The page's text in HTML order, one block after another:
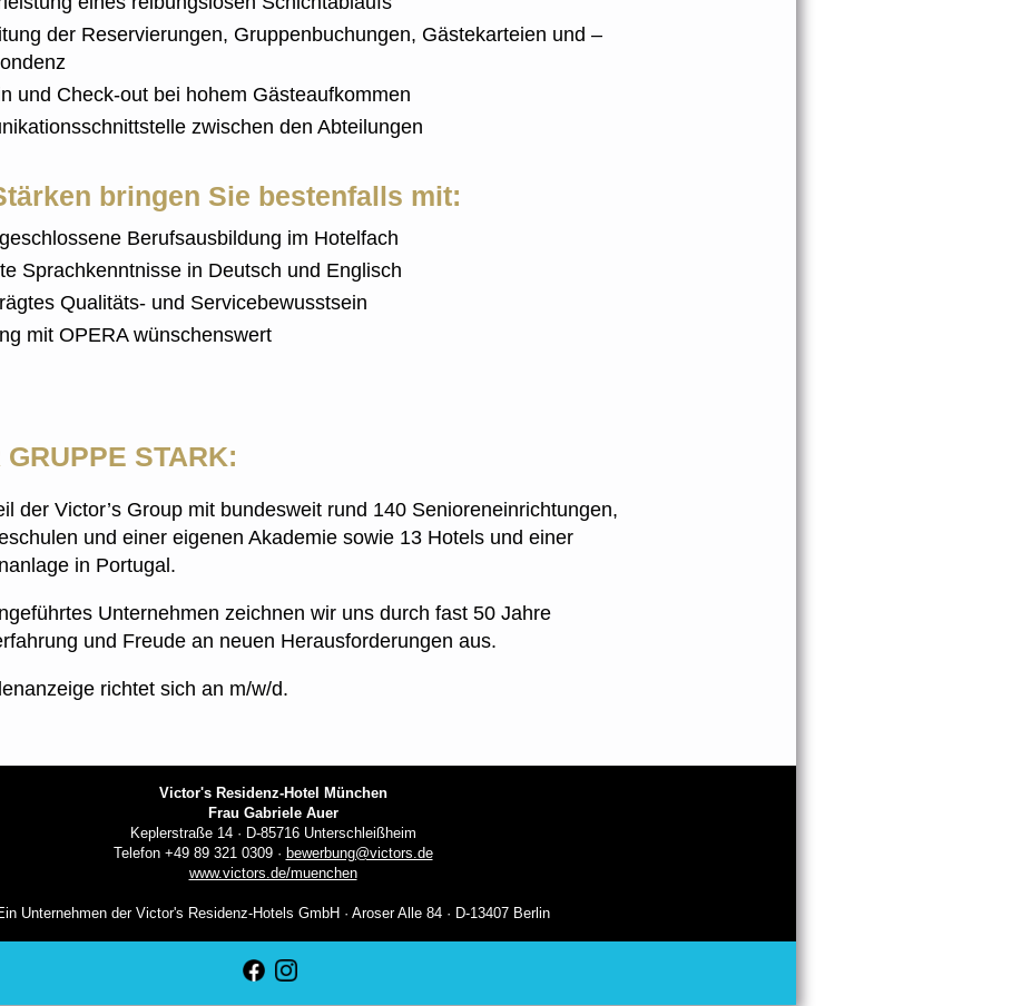
der Reservierungen, Gruppenbuchungen, Gästekarteien und –
und Check-out bei hohem Gästeaufkommen
zwischen den Abteilungen
bringen Sie bestenfalls mit:
Berufsausbildung im Hotelfach
Sprachkenntnisse in Deutsch und Englisch
Qualitäts- und Servicebewusstsein
mit OPERA wünschenswert
GRUPPE STARK:
der Victor’s Group mit bundesweit rund 140 Senioreneinrichtungen,
und einer eigenen Akademie sowie 13 Hotels und einer
in Portugal.
Unternehmen zeichnen wir uns durch fast 50 Jahre
und Freude an neuen Herausforderungen aus.
richtet sich an m/w/d.
Victor's Residenz-Hotel München
Frau Gabriele Auer
Keplerstraße 14 · D-85716 Unterschleißheim
Telefon +49 89 321 0309 · bewerbung@victors.de
www.victors.de/muenchen
Unternehmen der Victor's Residenz-Hotels GmbH · Aroser Alle 84 · D-13407 Berlin